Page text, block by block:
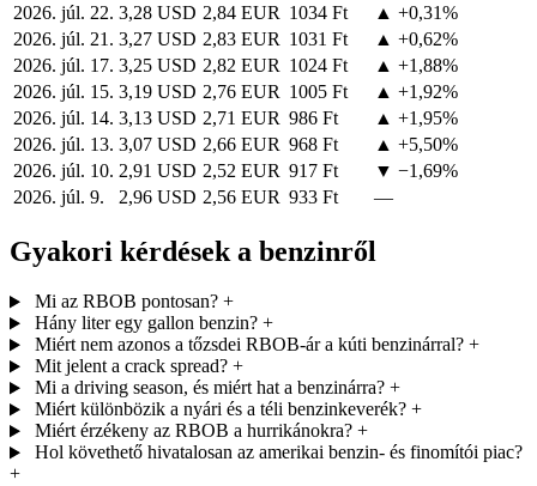
2026. júl. 22. 3,28 USD 2,84 EUR 1034 Ft
▲ +0,31%
2026. júl. 21. 3,27 USD 2,83 EUR 1031 Ft
▲ +0,62%
2026. júl. 17. 3,25 USD 2,82 EUR 1024 Ft
▲ +1,88%
2026. júl. 15. 3,19 USD 2,76 EUR 1005 Ft
▲ +1,92%
2026. júl. 14. 3,13 USD 2,71 EUR 986 Ft
▲ +1,95%
2026. júl. 13. 3,07 USD 2,66 EUR 968 Ft
▲ +5,50%
2026. júl. 10. 2,91 USD 2,52 EUR 917 Ft
▼ −1,69%
2026. júl. 9.
2,96 USD 2,56 EUR 933 Ft —
Gyakori kérdések a benzinről
Mi az RBOB pontosan? +
Hány liter egy gallon benzin? +
Miért nem azonos a tőzsdei RBOB-ár a kúti benzinárral? +
Mit jelent a crack spread? +
Mi a driving season, és miért hat a benzinárra? +
Miért különbözik a nyári és a téli benzinkeverék? +
Miért érzékeny az RBOB a hurrikánokra? +
Hol követhető hivatalosan az amerikai benzin- és finomítói piac?
+